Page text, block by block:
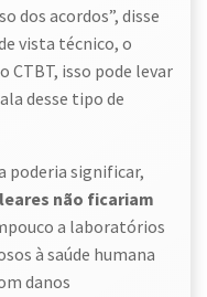
dos acordos”, disse
vista técnico, o
CTBT, isso pode levar
desse tipo de
poderia significar,
não ficariam
a laboratórios
à saúde humana
danos